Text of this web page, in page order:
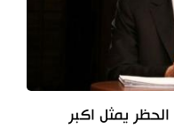
الحظر يمثل اكبر